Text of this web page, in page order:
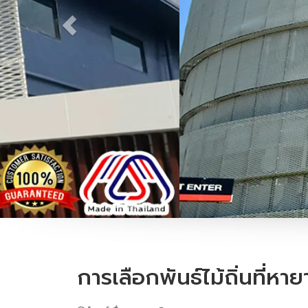
การเลือกพันธ์ไม้ถิ่นที่หา